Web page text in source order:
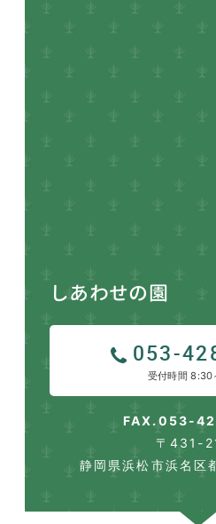
しあわせの園
053-
受付時間 8:30
FAX.053-
〒431-
静岡県浜松市浜名区